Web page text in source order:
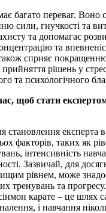
багато переваг. Воно
сили, гнучкості та
та допомагає
та
сприяє
прийняття рішень у
та психологічного
щоб стати
становлення експерта
факторів, таких як
інтенсивність
Зазвичай, для
рівнем, може
тренувань та
карате – це шлях
і навчання